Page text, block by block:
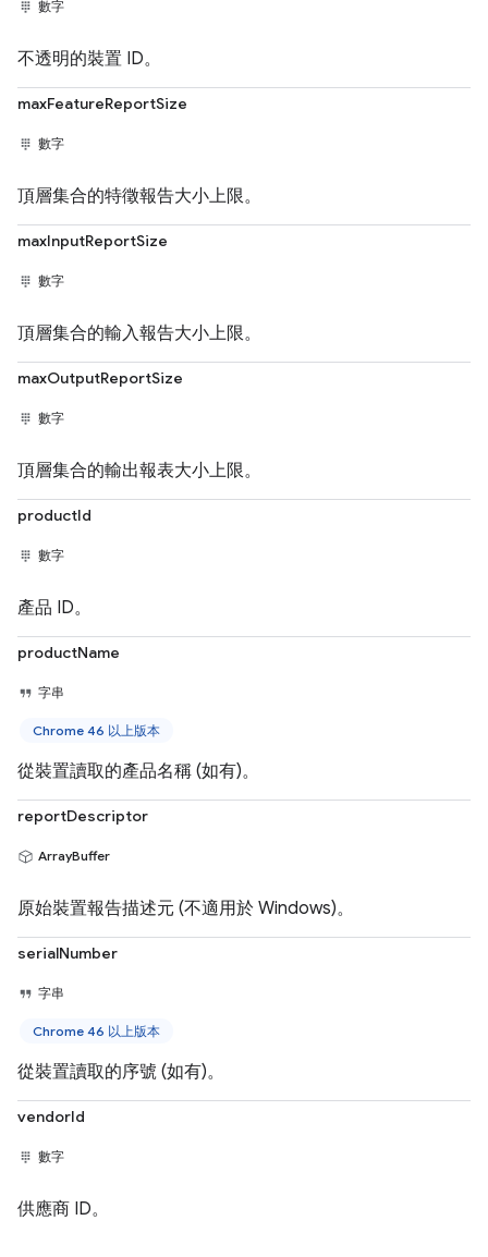
數字
不透明的裝置 ID。
maxFeatureReportSize
數字
頂層集合的特徵報告大小上限。
maxInputReportSize
數字
頂層集合的輸入報告大小上限。
maxOutputReportSize
數字
頂層集合的輸出報表大小上限。
productId
數字
產品 ID。
productName
字串
Chrome 46 以上版本
從裝置讀取的產品名稱 (如有)。
reportDescriptor
ArrayBuffer
原始裝置報告描述元 (不適用於 Windows)。
serialNumber
字串
Chrome 46 以上版本
從裝置讀取的序號 (如有)。
vendorId
數字
供應商 ID。